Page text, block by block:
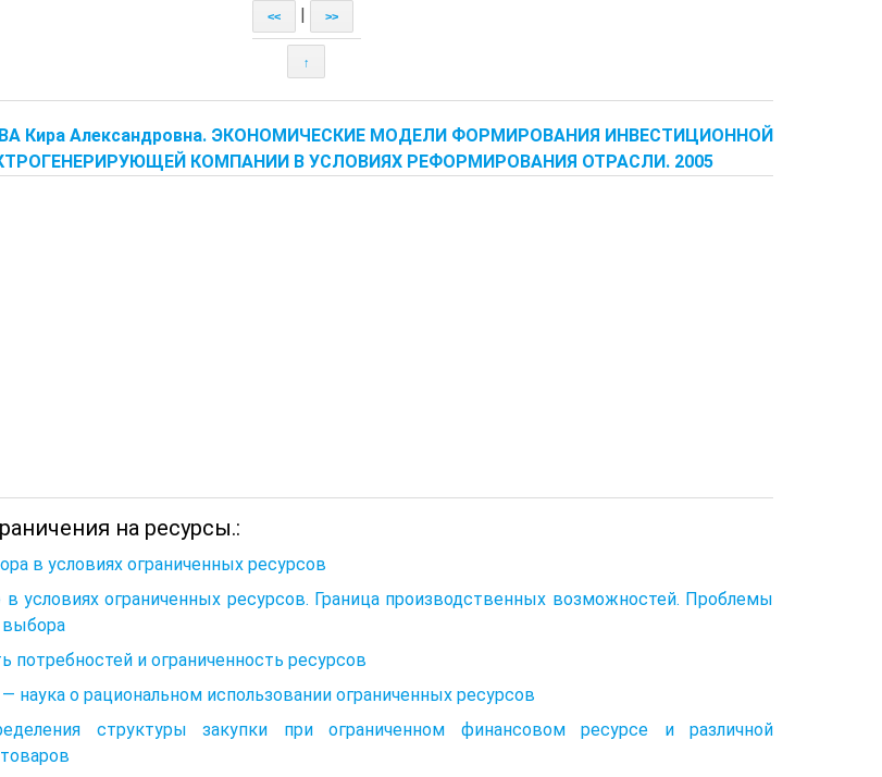
<< >>
↑
Кира Александровна. ЭКОНОМИЧЕСКИЕ МОДЕЛИ ФОРМИРОВАНИЯ ИНВЕСТИЦИОННОЙ
КОМПАНИИ В УСЛОВИЯХ РЕФОРМИРОВАНИЯ ОТРАСЛИ. 2005
на ресурсы.:
в условиях ограниченных ресурсов
в условиях ограниченных ресурсов. Граница производственных возможностей. Проблемы
выбора
потребностей и ограниченность ресурсов
наука о рациональном использовании ограниченных ресурсов
структуры закупки при ограниченном финансовом ресурсе и различной